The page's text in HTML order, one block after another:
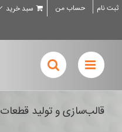
Skip
to
ثبت نام حساب من سبد خرید
قالب‌سازی و تولید قطعات